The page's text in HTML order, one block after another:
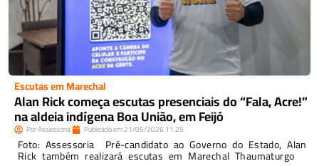
Escutas em Marechal
Alan Rick começa escutas presenciais do “Fala, Acre!”
na aldeia indígena Boa União, em Feijó
PorAssessoria Publicado em21/05/2026 11:25
Foto: Assessoria Pré-candidato ao Governo do Estado, Alan
Rick também realizará escutas em Marechal Thaumaturgo